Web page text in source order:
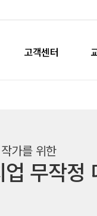
고객센터
가를 위한
무작정